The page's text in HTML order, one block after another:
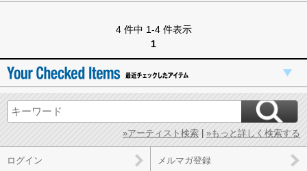
4 件中 1-4 件表示
1
»アーティスト検索 | »もっと詳しく検索する
ログイン メルマガ登録